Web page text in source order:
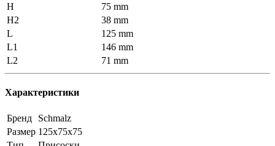
H
75 mm
H2
38 mm
L
125 mm
L1
146 mm
L2
71 mm
Характеристики
Бренд
Schmalz
Размер 125x75x75